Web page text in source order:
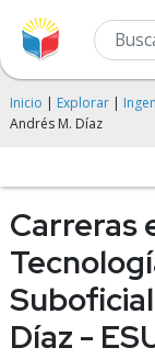
Inicio | Explorar |
Andrés M. Díaz
Carreras
Díaz -